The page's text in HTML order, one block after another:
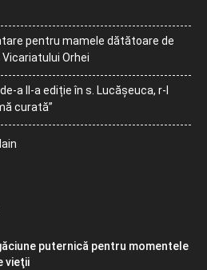
pentru mamele dătătoare de
Orhei
a II-a ediție în s. Lucășeuca, r-l
curată”
puternică pentru momentele
vieţii